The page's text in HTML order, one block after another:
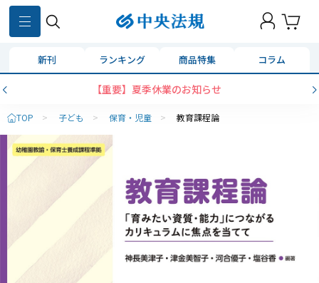
新刊 ランキング 商品特集 コラム
【重要】夏季休業のお知らせ
TOP > 子ども > 保育・児童 > 教育課程論